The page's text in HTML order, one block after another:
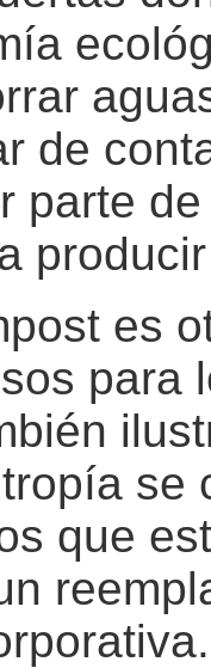
de
parte
es
para
se
que